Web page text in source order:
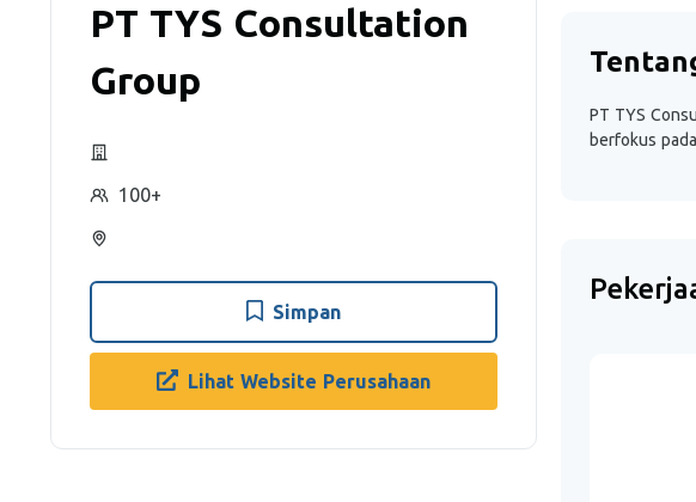
PT TYS Consultation
Group
100+
Simpan
Lihat Website Perusahaan
PT TYS
berfokus